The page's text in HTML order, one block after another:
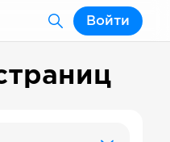
Войти